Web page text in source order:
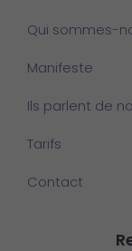
Qui sommes-
Manifeste
Ils parlent de
Tarifs
Contact